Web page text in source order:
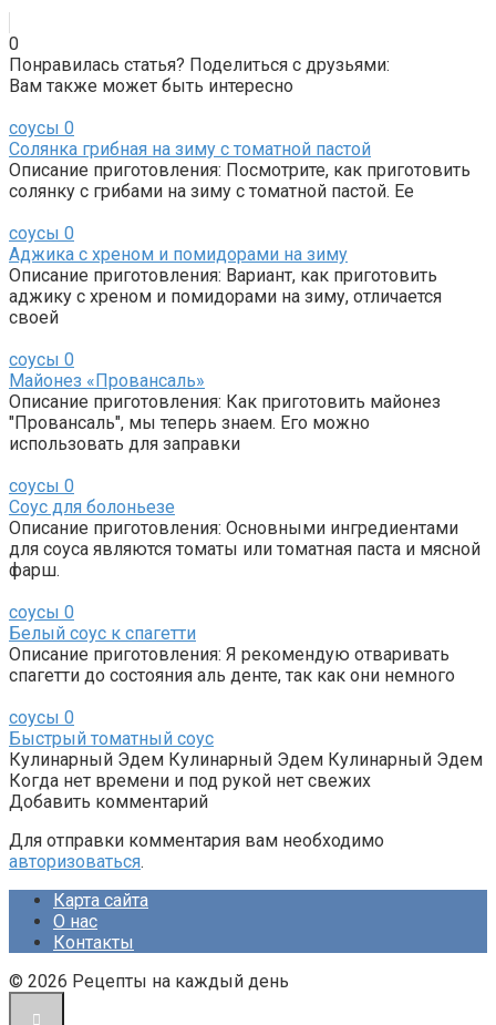
0
Понравилась статья? Поделиться с друзьями:
Вам также может быть интересно
соусы 0
Солянка грибная на зиму с томатной пастой
Описание приготовления: Посмотрите, как приготовить
солянку с грибами на зиму с томатной пастой. Ее
соусы 0
Аджика с хреном и помидорами на зиму
Описание приготовления: Вариант, как приготовить
аджику с хреном и помидорами на зиму, отличается
своей
соусы 0
Майонез «Провансаль»
Описание приготовления: Как приготовить майонез
"Провансаль", мы теперь знаем. Его можно
использовать для заправки
соусы 0
Соус для болоньезе
Описание приготовления: Основными ингредиентами
для соуса являются томаты или томатная паста и мясной
фарш.
соусы 0
Белый соус к спагетти
Описание приготовления: Я рекомендую отваривать
спагетти до состояния аль денте, так как они немного
соусы 0
Быстрый томатный соус
Кулинарный Эдем Кулинарный Эдем Кулинарный Эдем
Когда нет времени и под рукой нет свежих
Добавить комментарий
Для отправки комментария вам необходимо
авторизоваться.
Карта сайта
О нас
Контакты
© 2026 Рецепты на каждый день